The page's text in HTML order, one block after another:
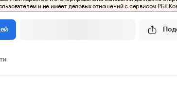
и не имеет деловых отношений с сервисом РБК